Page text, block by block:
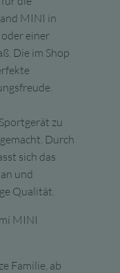
MINI in
einer
Die im Shop
zu
Durch
sich das
und
Qualität.
MINI
Familie, ab